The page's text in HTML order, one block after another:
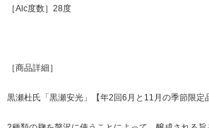
［Alc度数］28度
［商品詳細］
黒瀬杜氏「黒瀬安光」【年2回6月と11月の季節限定